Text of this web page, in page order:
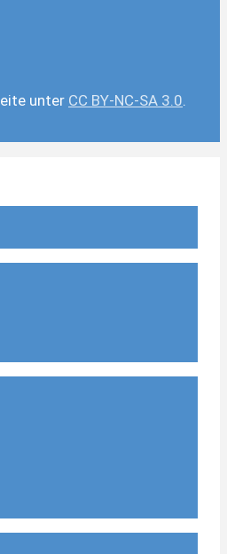
unter CC BY-NC-SA 3.0.